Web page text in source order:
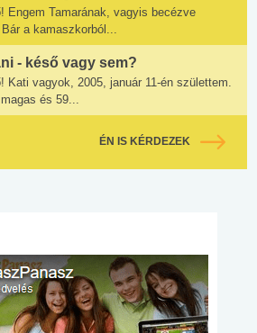
Engem Tamarának, vagyis becézve
a kamaszkorból...
- késő vagy sem?
Kati vagyok, 2005, január 11-én születtem.
és 59...
ÉN IS KÉRDEZEK